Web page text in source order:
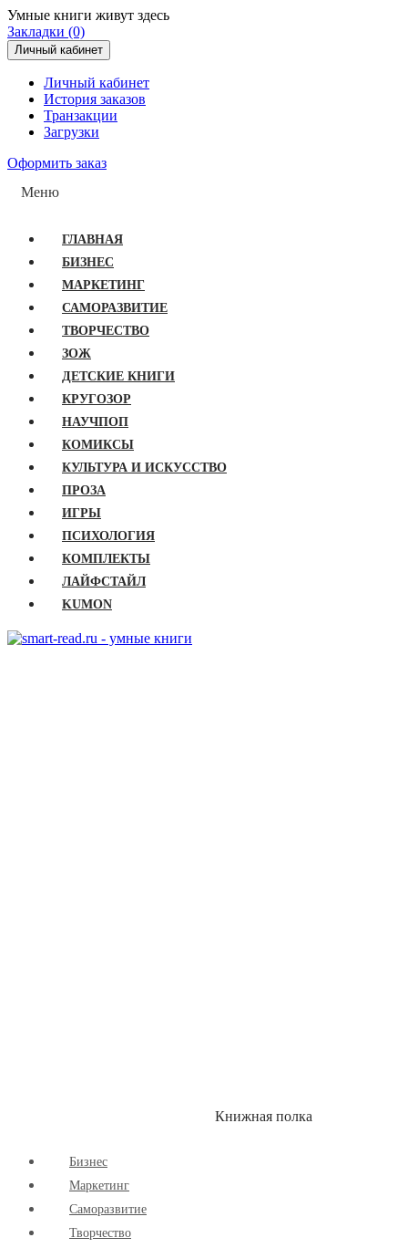
Умные книги живут здесь
Закладки (0)
Личный кабинет
Личный кабинет
История заказов
Транзакции
Загрузки
Оформить заказ
Меню
ГЛАВНАЯ
БИЗНЕС
МАРКЕТИНГ
САМОРАЗВИТИЕ
ТВОРЧЕСТВО
ЗОЖ
ДЕТСКИЕ КНИГИ
КРУГОЗОР
НАУЧПОП
КОМИКСЫ
КУЛЬТУРА И ИСКУССТВО
ПРОЗА
ИГРЫ
ПСИХОЛОГИЯ
КОМПЛЕКТЫ
ЛАЙФСТАЙЛ
KUMON
Книжная полка
Бизнес
Маркетинг
Cаморазвитие
Творчество